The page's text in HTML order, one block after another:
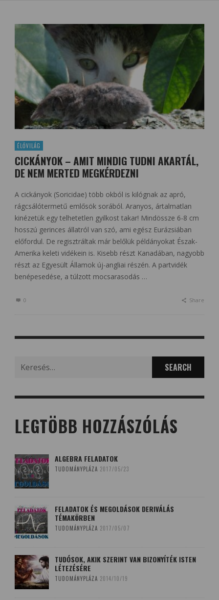
ÉLŐVILÁG
CICKÁNYOK – AMIT MINDIG TUDNI AKARTÁL,
DE NEM MERTED MEGKÉRDEZNI
A cickányok (Soricidae) több okból is kilógnak az apró,
rágcsálótermetű emlősök sorából. Aranyos, ártalmatlan
kinézetük egy telhetetlen gyilkost takar! Mindössze 6-8 cm
hosszú gerinces állatról van szó, ami egész Eurázsiában
előfordul. De regisztráltak már belőlük példányokat Észak-
Amerika keleti vidékein is. Kisebb részt Kanadában, nagyobb
részt az Egyesült Államok új-angliai részén. A partvidék
benépesedése, a túlzott mocsarasodás …
0 Share
LEGTÖBB HOZZÁSZÓLÁS
ALGEBRA FELADATOK
TUDOMÁNYPLÁZA 2017/05/23
FELADATOK ÉS MEGOLDÁSOK DERIVÁLÁS
TÉMAKÖRBEN
TUDOMÁNYPLÁZA 2017/05/07
TUDÓSOK, AKIK SZERINT VAN BIZONYÍTÉK ISTEN
LÉTEZÉSÉRE
TUDOMÁNYPLÁZA 2014/10/19